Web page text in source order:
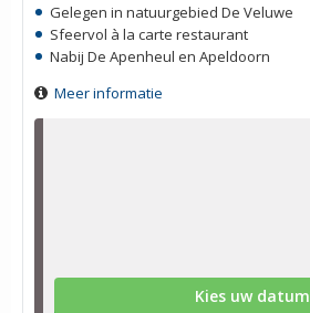
Kies uw datum
Gelegen in natuurgebied De Veluwe
Sfeervol à la carte restaurant
Nabij De Apenheul en Apeldoorn
Meer informatie